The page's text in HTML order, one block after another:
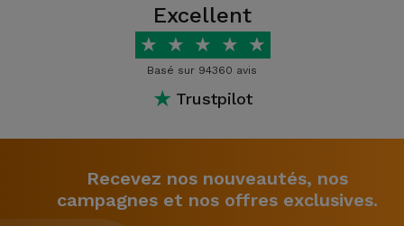
Excellent
★ ★ ★ ★ ★
Basé sur 94360 avis
★ Trustpilot
Recevez nos nouveautés, nos
campagnes et nos offres exclusives.